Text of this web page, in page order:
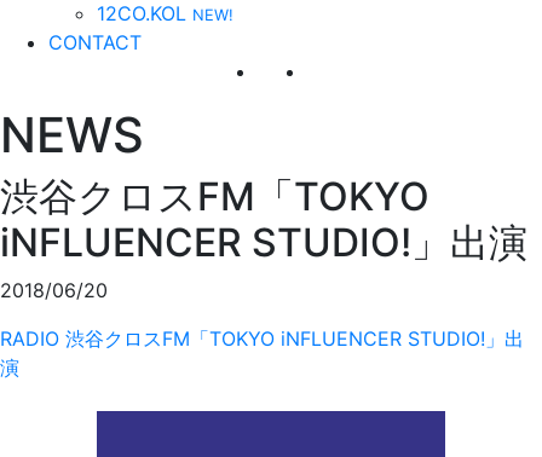
12CO.KOL NEW!
CONTACT
NEWS
渋谷クロスFM「TOKYO
iNFLUENCER STUDIO!」出演
2018/06/20
RADIO 渋谷クロスFM「TOKYO iNFLUENCER STUDIO!」出
演